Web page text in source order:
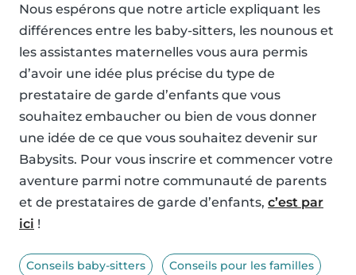
Nous espérons que notre article expliquant les
différences entre les baby-sitters, les nounous et
les assistantes maternelles vous aura permis
d’avoir une idée plus précise du type de
prestataire de garde d’enfants que vous
souhaitez embaucher ou bien de vous donner
une idée de ce que vous souhaitez devenir sur
Babysits. Pour vous inscrire et commencer votre
aventure parmi notre communauté de parents
et de prestataires de garde d’enfants, c’est par
ici !
Conseils baby-sitters Conseils pour les familles